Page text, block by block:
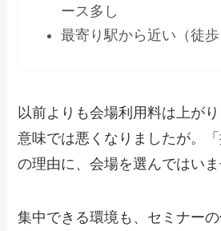
ース多し
最寄り駅から近い（徒歩
以前よりも会場利用料は上が
意味では悪くなりましたが。
の理由に、会場を選んではいま
集中できる環境も、セミナー